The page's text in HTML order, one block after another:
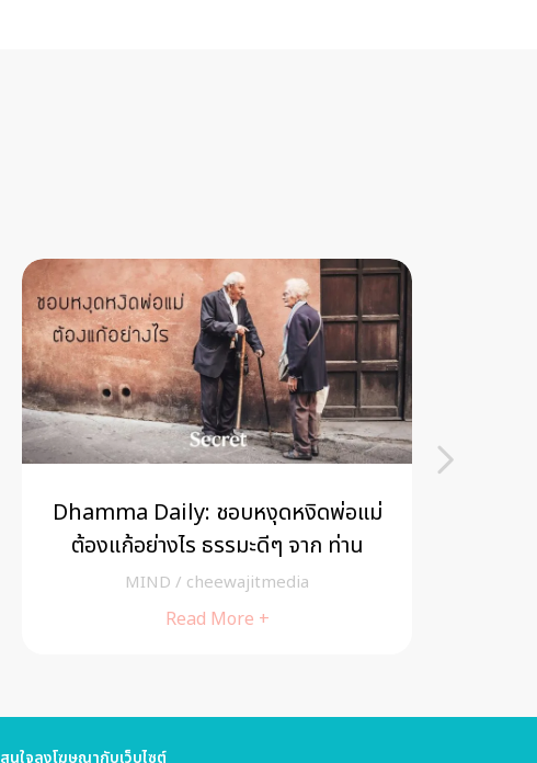
Dhamma Daily: ชอบหงุดหงิดพ่อแม่
ต้องแก้อย่างไร ธรรมะดีๆ จาก ท่าน
ว.วชิรเมธี
MIND / cheewajitmedia
Read More +
สนใจลงโฆษณากับเว็บไซต์